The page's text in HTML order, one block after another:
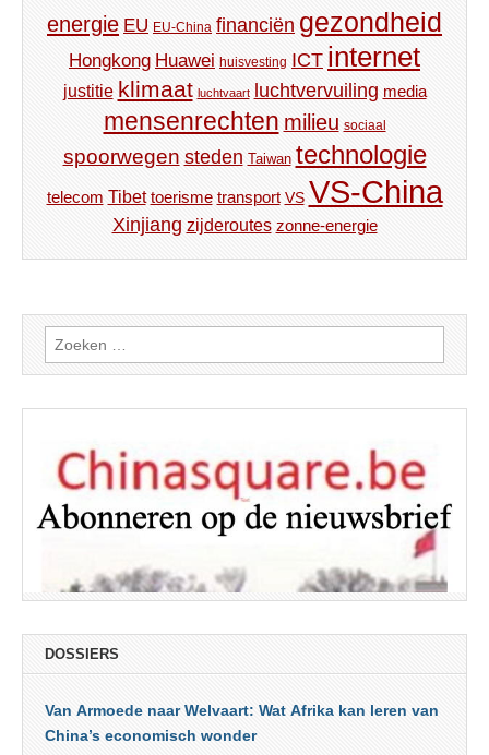
energie EU EU-China financiën gezondheid
Hongkong Huawei huisvesting ICT internet
justitie klimaat luchtvaart luchtvervuiling media
mensenrechten milieu sociaal
spoorwegen steden Taiwan technologie
telecom Tibet toerisme transport VS VS-China
Xinjiang zijderoutes zonne-energie
Zoeken
naar:
DOSSIERS
Van Armoede naar Welvaart: Wat Afrika kan leren van
China’s economisch wonder